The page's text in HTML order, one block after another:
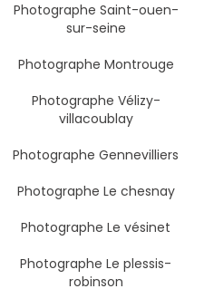
Photographe Saint-ouen-
sur-seine
Photographe Montrouge
Photographe Vélizy-
villacoublay
Photographe Gennevilliers
Photographe Le chesnay
Photographe Le vésinet
Photographe Le plessis-
robinson